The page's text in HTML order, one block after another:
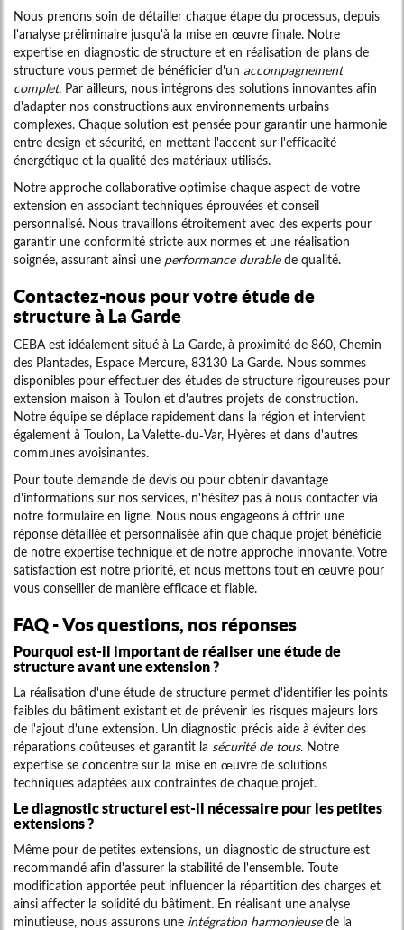
Nous prenons soin de détailler chaque étape du processus, depuis
l'analyse préliminaire jusqu'à la mise en œuvre finale. Notre
expertise en diagnostic de structure et en réalisation de plans de
structure vous permet de bénéficier d'un accompagnement
complet. Par ailleurs, nous intégrons des solutions innovantes afin
d'adapter nos constructions aux environnements urbains
complexes. Chaque solution est pensée pour garantir une harmonie
entre design et sécurité, en mettant l'accent sur l'efficacité
énergétique et la qualité des matériaux utilisés.
Notre approche collaborative optimise chaque aspect de votre
extension en associant techniques éprouvées et conseil
personnalisé. Nous travaillons étroitement avec des experts pour
garantir une conformité stricte aux normes et une réalisation
soignée, assurant ainsi une performance durablede qualité.
Contactez-nous pour votre étude de
structure à La Garde
CEBA est idéalement situé à La Garde, à proximité de 860, Chemin
des Plantades, Espace Mercure, 83130 La Garde. Nous sommes
disponibles pour effectuer des études de structure rigoureuses pour
extension maison à Toulon et d'autres projets de construction.
Notre équipe se déplace rapidement dans la région et intervient
également à Toulon, La Valette-du-Var, Hyères et dans d'autres
communes avoisinantes.
Pour toute demande de devis ou pour obtenir davantage
d'informations sur nos services, n'hésitez pas à nous contacter via
notre formulaire en ligne. Nous nous engageons à offrir une
réponse détaillée et personnalisée afin que chaque projet bénéficie
de notre expertise technique et de notre approche innovante. Votre
satisfaction est notre priorité, et nous mettons tout en œuvre pour
vous conseiller de manière efficace et fiable.
FAQ - Vos questions, nos réponses
Pourquoi est-il important de réaliser une étude de
structure avant une extension ?
La réalisation d'une étude de structure permet d'identifier les points
faibles du bâtiment existant et de prévenir les risques majeurs lors
de l'ajout d'une extension. Un diagnostic précis aide à éviter des
réparations coûteuses et garantit la sécurité de tous. Notre
expertise se concentre sur la mise en œuvre de solutions
techniques adaptées aux contraintes de chaque projet.
Le diagnostic structurel est-il nécessaire pour les petites
extensions ?
Même pour de petites extensions, un diagnostic de structure est
recommandé afin d'assurer la stabilité de l'ensemble. Toute
modification apportée peut influencer la répartition des charges et
ainsi affecter la solidité du bâtiment. En réalisant une analyse
minutieuse, nous assurons une intégration harmonieusede la